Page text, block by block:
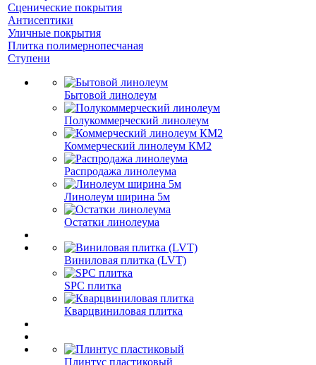
Сценические покрытия
Антисептики
Уличные покрытия
Плитка полимернопесчаная
Ступени
Бытовой линолеум
Полукоммерческий линолеум
Коммерческий линолеум КМ2
Распродажа линолеума
Линолеум ширина 5м
Остатки линолеума
Виниловая плитка (LVT)
SPC плитка
Кварцвиниловая плитка
Плинтус пластиковый